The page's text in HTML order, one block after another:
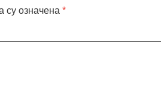
су означена *